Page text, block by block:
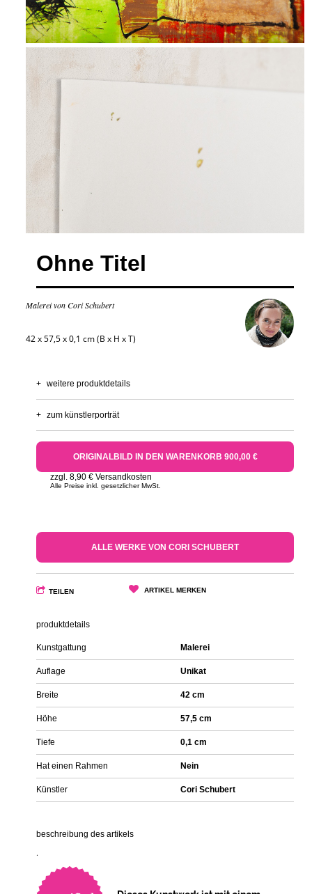
Ohne Titel
Malerei von Cori Schubert
42 x 57,5 x 0,1 cm (B x H x T)
+ weitere produktdetails
+ zum künstlerporträt
ORIGINALBILD IN DEN WARENKORB 900,00 €
zzgl. 8,90 € Versandkosten
Alle Preise inkl. gesetzlicher MwSt.
ALLE WERKE VON CORI SCHUBERT
TEILEN ARTIKEL MERKEN
produktdetails
Kunstgattung Malerei
Auflage Unikat
Breite 42 cm
Höhe 57,5 cm
Tiefe 0,1 cm
Hat einen Rahmen Nein
Künstler Cori Schubert
beschreibung des artikels
.